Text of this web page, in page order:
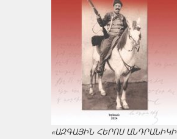
«ԱԶԳԱՅԻՆ ՀԵՐՈՍ ԱՆԴՐԱՆԻԿԻ